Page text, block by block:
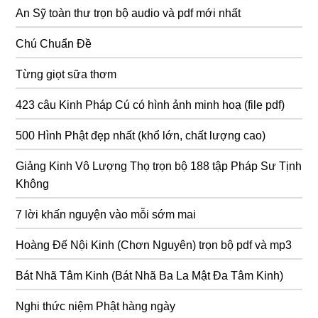
An Sỹ toàn thư trọn bộ audio và pdf mới nhất
Chú Chuẩn Đề
Từng giọt sữa thơm
423 câu Kinh Pháp Cú có hình ảnh minh hoạ (file pdf)
500 Hình Phật đẹp nhất (khổ lớn, chất lượng cao)
Giảng Kinh Vô Lượng Thọ trọn bộ 188 tập Pháp Sư Tịnh
Không
7 lời khấn nguyện vào mỗi sớm mai
Hoàng Đế Nội Kinh (Chơn Nguyên) trọn bộ pdf và mp3
Bát Nhã Tâm Kinh (Bát Nhã Ba La Mật Đa Tâm Kinh)
Nghi thức niệm Phật hàng ngày